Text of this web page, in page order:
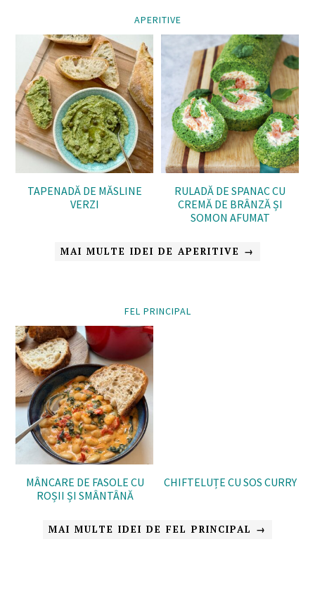
APERITIVE
TAPENADĂ DE MĂSLINE
VERZI
RULADĂ DE SPANAC CU
CREMĂ DE BRÂNZĂ ȘI
SOMON AFUMAT
MAI MULTE IDEI DE APERITIVE →
FEL PRINCIPAL
MÂNCARE DE FASOLE CU
ROȘII ȘI SMÂNTÂNĂ
CHIFTELUȚE CU SOS CURRY
MAI MULTE IDEI DE FEL PRINCIPAL →